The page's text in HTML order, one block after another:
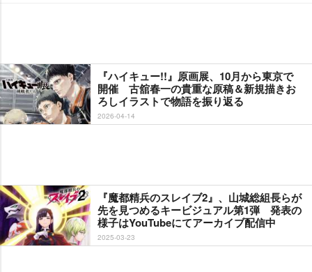
『ハイキュー!!』原画展、10月から東京で
開催 古舘春一の貴重な原稿＆新規描きお
ろしイラストで物語を振り返る
2026-04-14
『魔都精兵のスレイブ2』、山城総組長らが
先を見つめるキービジュアル第1弾 発表の
様子はYouTubeにてアーカイブ配信中
2025-03-23